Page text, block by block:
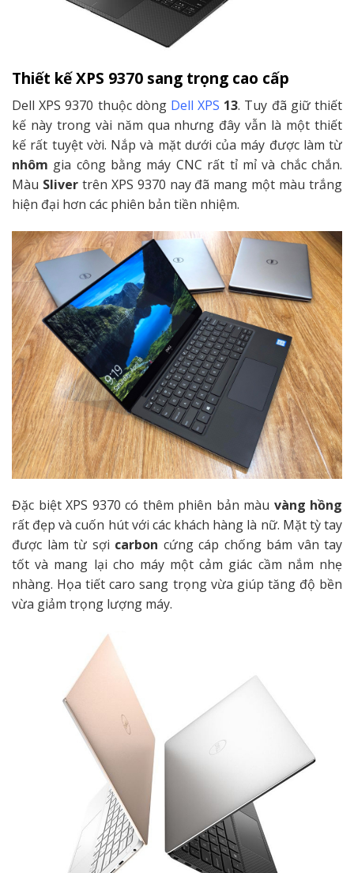
Thiết kế XPS 9370 sang trọng cao cấp
Dell XPS 9370 thuộc dòng Dell XPS 13. Tuy đã giữ thiết
kế này trong vài năm qua nhưng đây vẫn là một thiết
kế rất tuyệt vời. Nắp và mặt dưới của máy được làm từ
nhôm gia công bằng máy CNC rất tỉ mỉ và chắc chắn.
Màu Slivertrên XPS 9370 nay đã mang một màu trắng
hiện đại hơn các phiên bản tiền nhiệm.
Đặc biệt XPS 9370 có thêm phiên bản màu vàng hồng
rất đẹp và cuốn hút với các khách hàng là nữ. Mặt tỳ tay
được làm từ sợi carbon cứng cáp chống bám vân tay
tốt và mang lại cho máy một cảm giác cầm nắm nhẹ
nhàng. Họa tiết caro sang trọng vừa giúp tăng độ bền
vừa giảm trọng lượng máy.